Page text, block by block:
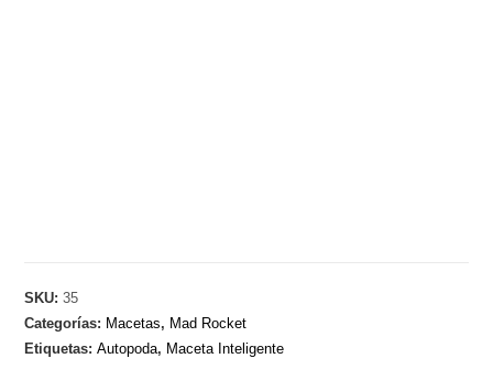
SKU:35
Categorías: Macetas, Mad Rocket
Etiquetas:Autopoda, Maceta Inteligente